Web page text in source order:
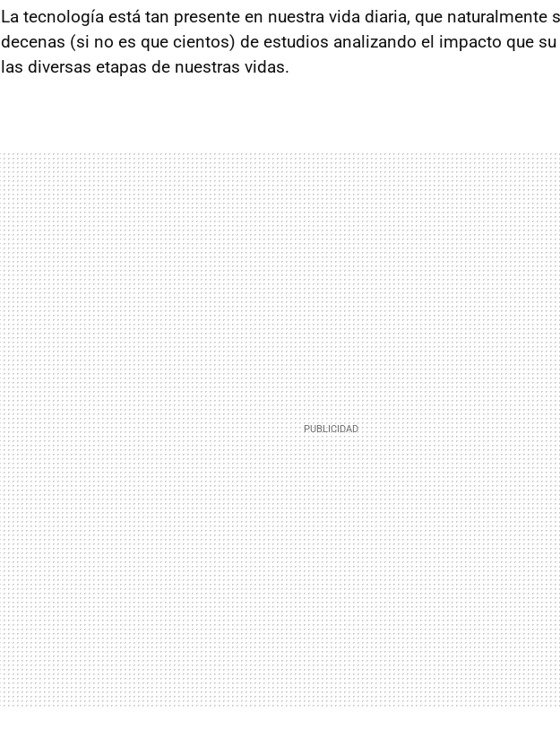
La tecnología está tan presente en nuestra vida diaria, que naturalmente
decenas (si no es que cientos) de estudios analizando el impacto que
las diversas etapas de nuestras vidas.